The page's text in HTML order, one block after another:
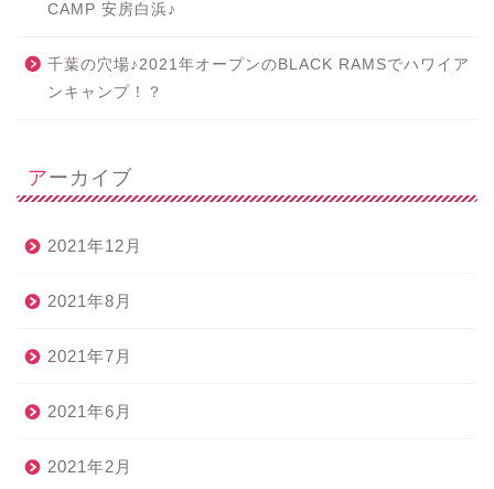
CAMP 安房白浜♪
千葉の穴場♪2021年オープンのBLACK RAMSでハワイア
ンキャンプ！？
アーカイブ
2021年12月
2021年8月
2021年7月
2021年6月
2021年2月